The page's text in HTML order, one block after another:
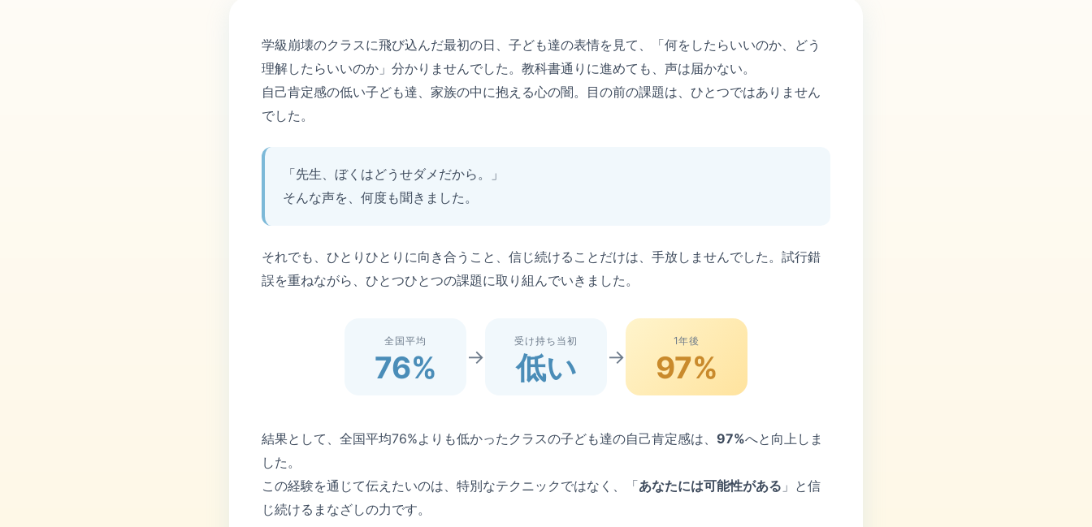
学級崩壊のクラスに飛び込んだ最初の日、子ども達の表情を見て、「何をしたらいいのか、どう
理解したらいいのか」分かりませんでした。教科書通りに進めても、声は届かない。
自己肯定感の低い子ども達、家族の中に抱える心の闇。目の前の課題は、ひとつではありません
でした。
「先生、ぼくはどうせダメだから。」
そんな声を、何度も聞きました。
それでも、ひとりひとりに向き合うこと、信じ続けることだけは、手放しませんでした。試行錯
誤を重ねながら、ひとつひとつの課題に取り組んでいきました。
全国平均
76% →
受け持ち当初
低い →
1年後
97%
結果として、全国平均76%よりも低かったクラスの子ども達の自己肯定感は、 97%へと向上しま
した。
この経験を通じて伝えたいのは、特別なテクニックではなく、「あなたには可能性がある 」と信
じ続けるまなざしの力です。